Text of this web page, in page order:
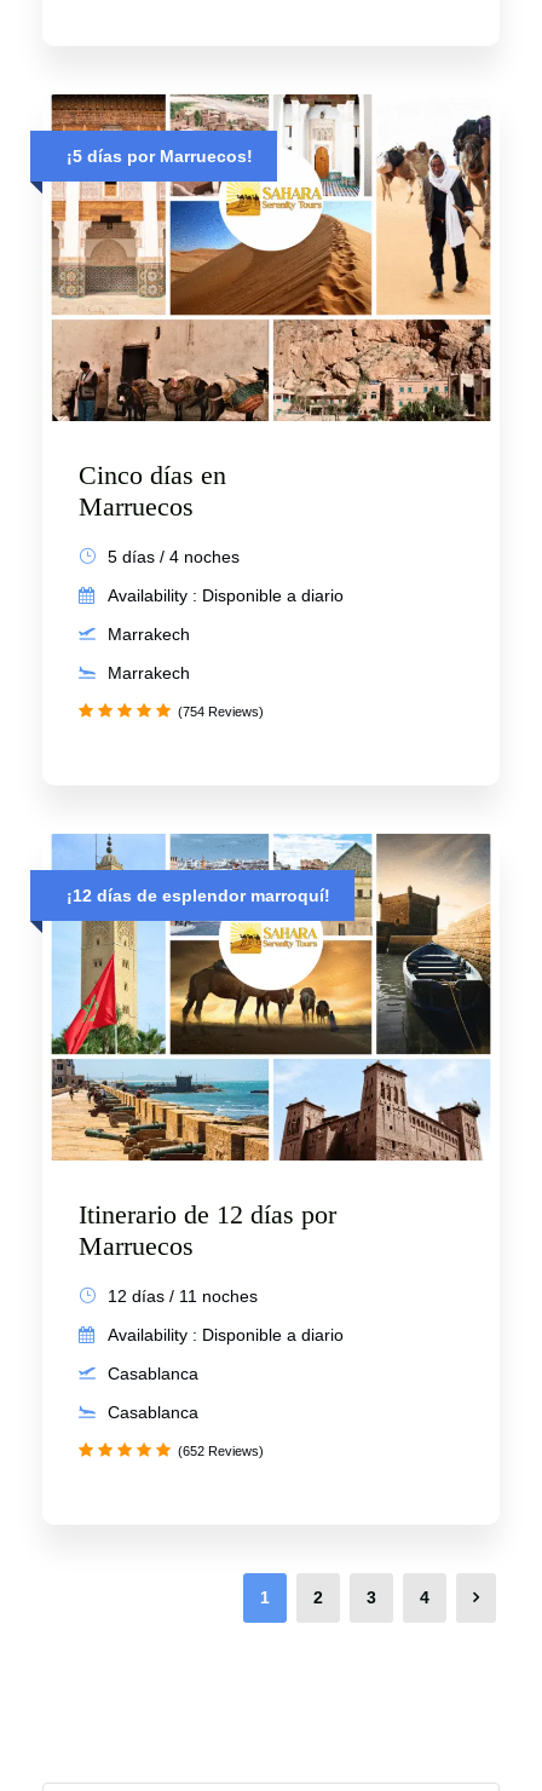
¡5 días por Marruecos!
Cinco días en
Marruecos
5 días / 4 noches
Availability : Disponible a diario
Marrakech
Marrakech
(754 Reviews)
¡12 días de esplendor marroquí!
Itinerario de 12 días por
Marruecos
12 días / 11 noches
Availability : Disponible a diario
Casablanca
Casablanca
(652 Reviews)
1 2 3 4